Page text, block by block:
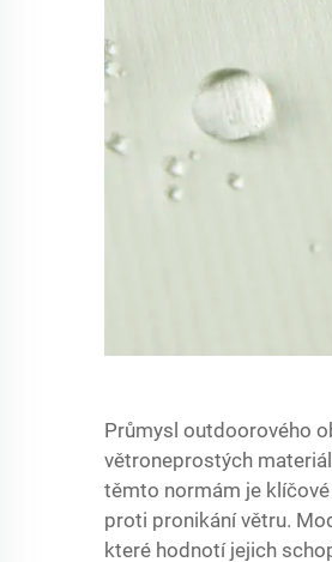
Průmysl outdoorového
větroneprostých
těmto normám je
proti pronikání větru.
které hodnotí jejich